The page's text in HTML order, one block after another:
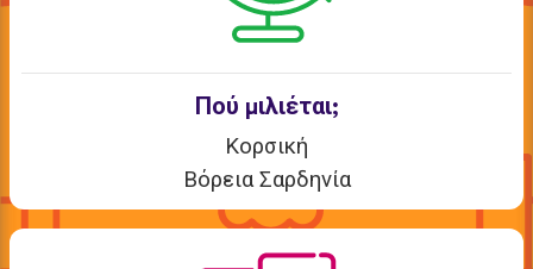
Πού μιλιέται;
Κορσική
Βόρεια Σαρδηνία